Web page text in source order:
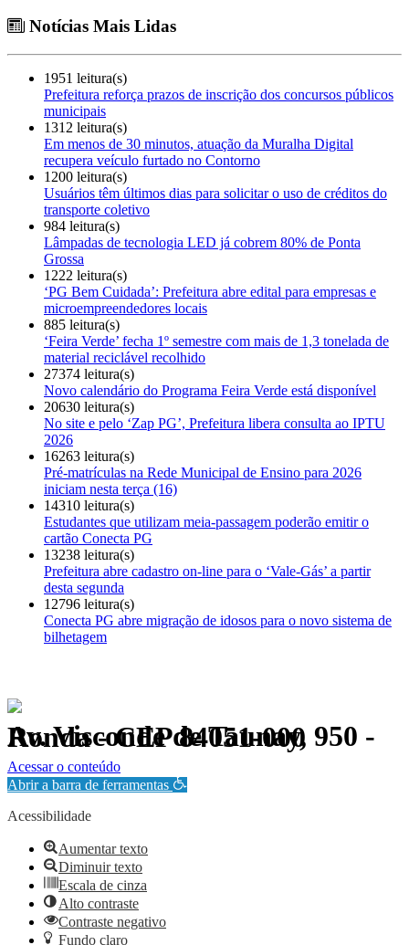
Notícias Mais Lidas
1951 leitura(s)
Prefeitura reforça prazos de inscrição dos concursos públicos
municipais
1312 leitura(s)
Em menos de 30 minutos, atuação da Muralha Digital
recupera veículo furtado no Contorno
1200 leitura(s)
Usuários têm últimos dias para solicitar o uso de créditos do
transporte coletivo
984 leitura(s)
Lâmpadas de tecnologia LED já cobrem 80% de Ponta
Grossa
1222 leitura(s)
‘PG Bem Cuidada’: Prefeitura abre edital para empresas e
microempreendedores locais
885 leitura(s)
‘Feira Verde’ fecha 1º semestre com mais de 1,3 tonelada de
material reciclável recolhido
27374 leitura(s)
Novo calendário do Programa Feira Verde está disponível
20630 leitura(s)
No site e pelo ‘Zap PG’, Prefeitura libera consulta ao IPTU
2026
16263 leitura(s)
Pré-matrículas na Rede Municipal de Ensino para 2026
iniciam nesta terça (16)
14310 leitura(s)
Estudantes que utilizam meia-passagem poderão emitir o
cartão Conecta PG
13238 leitura(s)
Prefeitura abre cadastro on-line para o ‘Vale-Gás’ a partir
desta segunda
12796 leitura(s)
Conecta PG abre migração de idosos para o novo sistema de
bilhetagem
Av. Visconde de Taunay, 950 - Ronda - CEP 84051-000
Política de Privacidade.
Acessar o conteúdo
Abrir a barra de ferramentas
Acessibilidade
Aumentar texto
Diminuir texto
Escala de cinza
Alto contraste
Contraste negativo
Fundo claro